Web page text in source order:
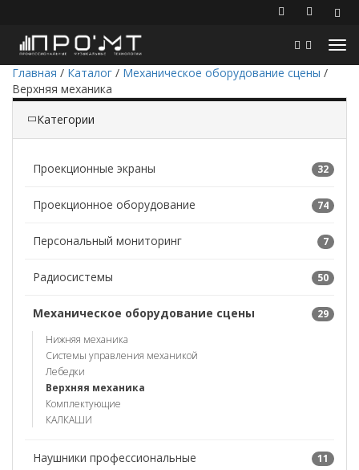
Главная / Каталог / Механическое оборудование сцены /
Верхняя механика
Категории
Проекционные экраны 32
Проекционное оборудование 74
Персональный мониторинг 7
Радиосистемы 50
Механическое оборудование сцены
29
Нижняя механика
Системы управления механикой
Лебедки
Верхняя механика
Комплектующие
КАЛКАШИ
Наушники профессиональные 11